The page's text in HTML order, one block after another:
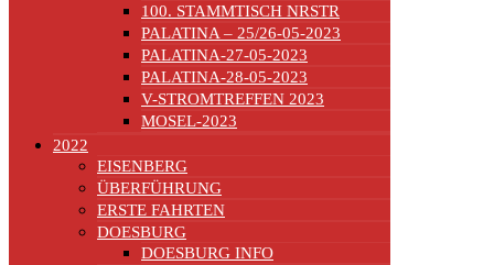
100. STAMMTISCH NRSTR
PALATINA – 25/26-05-2023
PALATINA-27-05-2023
PALATINA-28-05-2023
V-STROMTREFFEN 2023
MOSEL-2023
2022
EISENBERG
ÜBERFÜHRUNG
ERSTE FAHRTEN
DOESBURG
DOESBURG INFO